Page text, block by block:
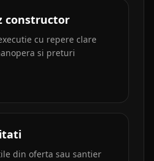
constructor
cu repere clare
si preturi
din oferta sau santier